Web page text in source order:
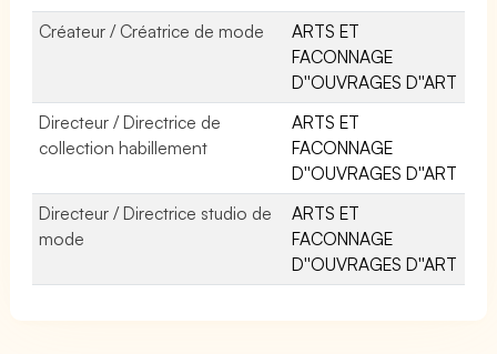
Créateur / Créatrice de mode
ARTS ET
FACONNAGE
D''OUVRAGES D''ART
Directeur / Directrice de
collection habillement
ARTS ET
FACONNAGE
D''OUVRAGES D''ART
Directeur / Directrice studio de
mode
ARTS ET
FACONNAGE
D''OUVRAGES D''ART